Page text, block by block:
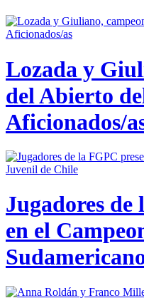
Lozada y
del Abierto
Aficionados/
Jugadores de
en el